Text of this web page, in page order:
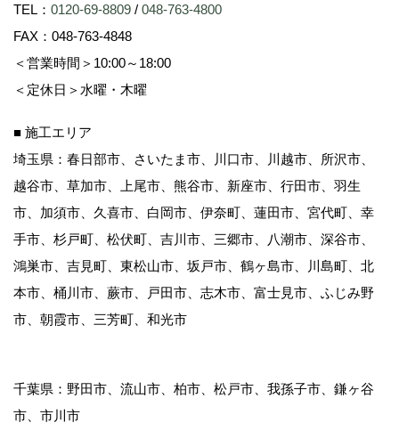
データを何らの制限なしに利用できるものとしま
す。
当社がお客様の個人情報を提供する場合において
は、その開示先、範囲等をあらかじめ通知もしく
は表示することにより事前に承諾をいただくこと
することはいたしません。
個人情報に関するお問合せ
等を希望される場合は、ご連絡いただければ、合
理的な期間内に適切に対応いたします。
TEL： 0120-69-8809 / 048-763-4800
FAX：048-763-4848
＜営業時間＞10:00～18:00
＜定休日＞水曜・木曜
■ 施工エリア
埼玉県：春日部市、さいたま市、川口市、川越市、所沢市、
越谷市、草加市、上尾市、熊谷市、新座市、行田市、羽生
市、加須市、久喜市、白岡市、伊奈町、蓮田市、宮代町、幸
手市、杉戸町、松伏町、吉川市、三郷市、八潮市、深谷市、
鴻巣市、吉見町、東松山市、坂戸市、鶴ヶ島市、川島町、北
本市、桶川市、蕨市、戸田市、志木市、富士見市、ふじみ野
市、朝霞市、三芳町、和光市
千葉県：野田市、流山市、柏市、松戸市、我孫子市、鎌ヶ谷
市、市川市